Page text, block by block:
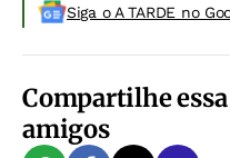
Siga o A TARDE no
Compartilhe
amigos